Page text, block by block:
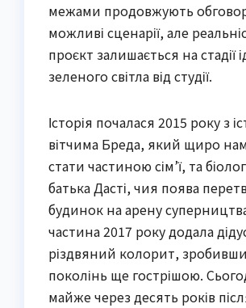
межами продовжують
можливі сценарії, але
проєкт залишається на стадії
зеленого світла від студії.
Історія почалася 2015 року з
вітчима Бреда, який щиро
стати частиною сім’ї, та
батька Дасті, чия поява
будинок на арену
частина 2017 року додала
різдвяний колорит,
поколінь ще гострішою.
майже через десять років